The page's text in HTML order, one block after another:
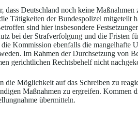
dass Deutschland noch keine
Tätigkeiten der Bundespolizei mitgeteilt
sind hier insbesondere
bei der Strafverfolgung und die Fristen
Kommission ebenfalls die mangelhafte
Im Rahmen der Durchsetzung von
gerichtlichen Rechtsbehelf nicht
Möglichkeit auf das Schreiben zu
Maßnahmen zu ergreifen. Kommen
übermitteln.